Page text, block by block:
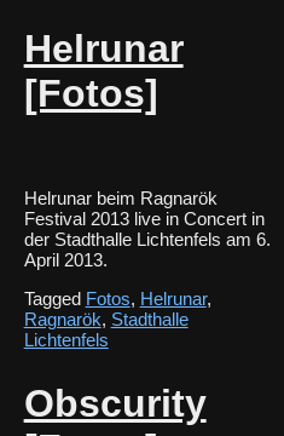
Helrunar
[Fotos]
Helrunar beim Ragnarök
Festival 2013 live in Concert in
der Stadthalle Lichtenfels am 6.
April 2013.
Tagged Fotos, Helrunar,
Ragnarök, Stadthalle
Lichtenfels
Obscurity